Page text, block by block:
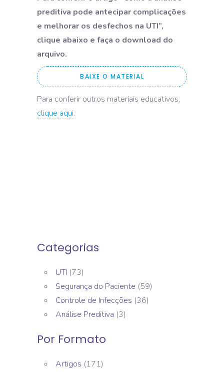
preditiva pode antecipar complicações
e melhorar os desfechos na UTI”,
clique abaixo e faça o download do
arquivo.
BAIXE O MATERIAL
Para conferir outros materiais educativos,
clique aqui.
Categorias
UTI (73)
Segurança do Paciente (59)
Controle de Infecções (36)
Análise Preditiva (3)
Por Formato
Artigos (171)